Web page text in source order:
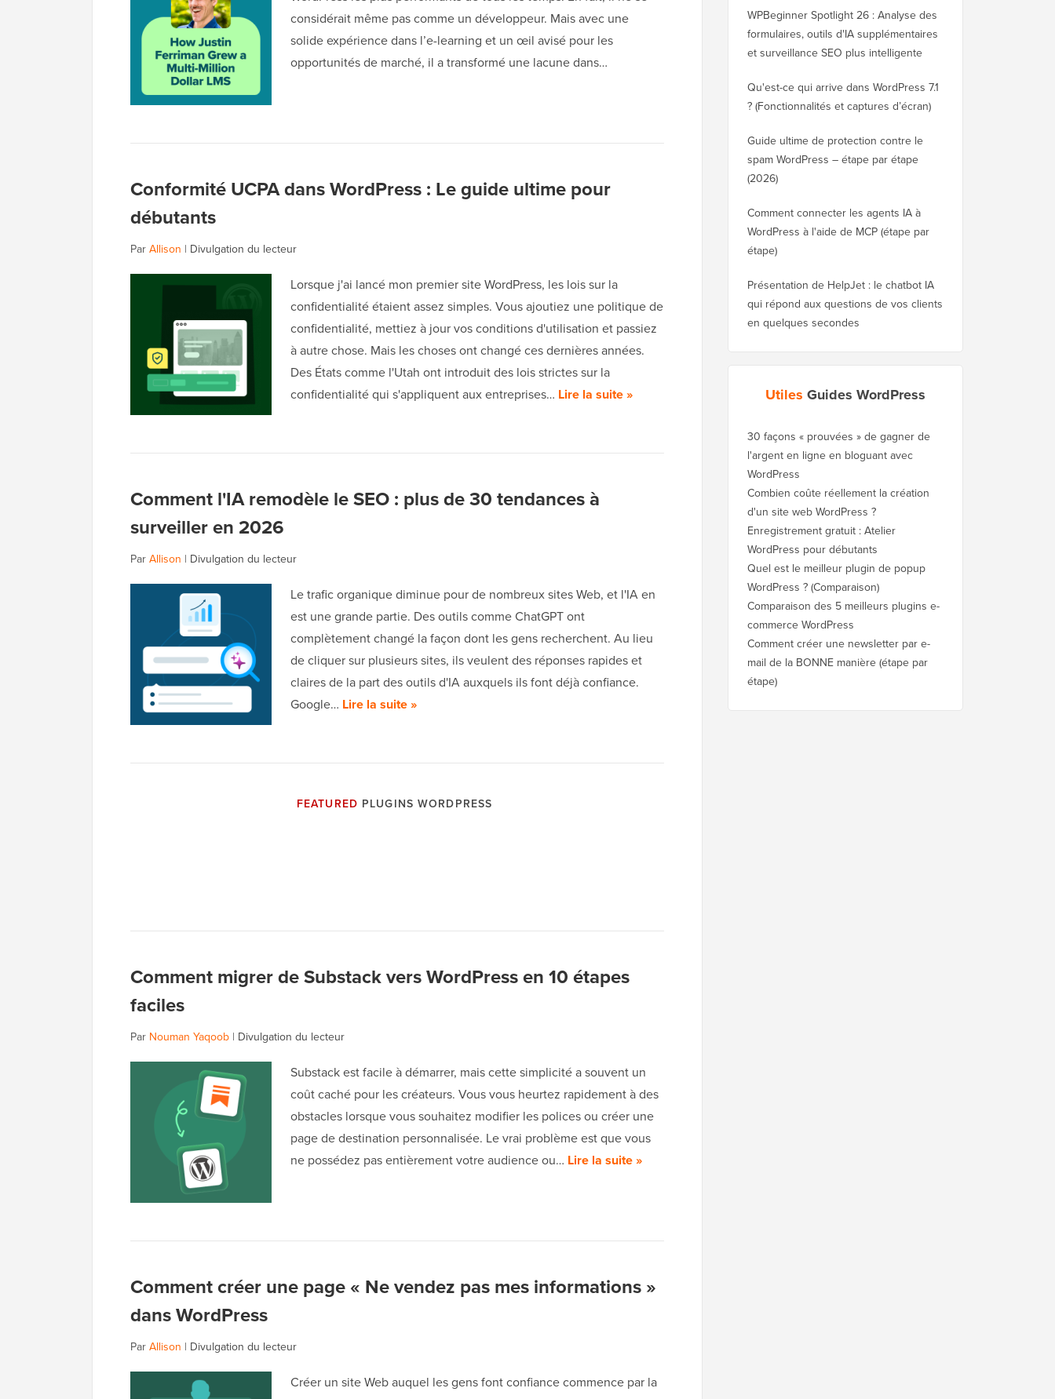
considérait même pas comme un développeur. Mais avec une
solide expérience dans l’e-learning et un œil avisé pour les
opportunités de marché, il a transformé une lacune dans…
Conformité UCPA dans WordPress : Le guide ultime pour
débutants
ParAllison | Divulgation du lecteur
Lorsque j'ai lancé mon premier site WordPress, les lois sur la
confidentialité étaient assez simples. Vous ajoutiez une politique de
confidentialité, mettiez à jour vos conditions d'utilisation et passiez
à autre chose. Mais les choses ont changé ces dernières années.
Des États comme l'Utah ont introduit des lois strictes sur la
confidentialité qui s'appliquent aux entreprises… Lire la suite »
Comment l'IA remodèle le SEO : plus de 30 tendances à
surveiller en 2026
ParAllison | Divulgation du lecteur
Le trafic organique diminue pour de nombreux sites Web, et l'IA en
est une grande partie. Des outils comme ChatGPT ont
complètement changé la façon dont les gens recherchent. Au lieu
de cliquer sur plusieurs sites, ils veulent des réponses rapides et
claires de la part des outils d'IA auxquels ils font déjà confiance.
Google… Lire la suite »
FEATURED PLUGINS WORDPRESS
Comment migrer de Substack vers WordPress en 10 étapes
faciles
Par Nouman Yaqoob | Divulgation du lecteur
Substack est facile à démarrer, mais cette simplicité a souvent un
coût caché pour les créateurs. Vous vous heurtez rapidement à des
obstacles lorsque vous souhaitez modifier les polices ou créer une
page de destination personnalisée. Le vrai problème est que vous
ne possédez pas entièrement votre audience ou… Lire la suite »
Comment créer une page « Ne vendez pas mes informations »
dans WordPress
ParAllison | Divulgation du lecteur
Créer un site Web auquel les gens font confiance commence par la
WPBeginner Spotlight 26 : Analyse des
formulaires, outils d'IA supplémentaires
et surveillance SEO plus intelligente
Qu'est-ce qui arrive dans WordPress 7.1
? (Fonctionnalités et captures d’écran)
Guide ultime de protection contre le
spam WordPress – étape par étape
(2026)
Comment connecter les agents IA à
WordPress à l'aide de MCP (étape par
étape)
Présentation de HelpJet : le chatbot IA
qui répond aux questions de vos clients
en quelques secondes
Utiles Guides WordPress
30 façons « prouvées » de gagner de
l'argent en ligne en bloguant avec
WordPress
Combien coûte réellement la création
d'un site web WordPress ?
Enregistrement gratuit : Atelier
WordPress pour débutants
Quel est le meilleur plugin de popup
WordPress ? (Comparaison)
Comparaison des 5 meilleurs plugins e-
commerce WordPress
Comment créer une newsletter par e-
mail de la BONNE manière (étape par
étape)